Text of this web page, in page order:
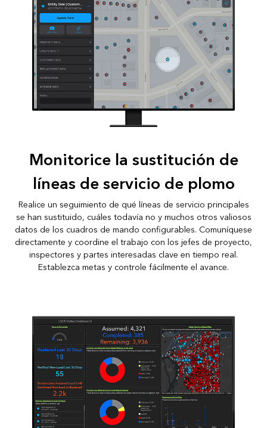
Monitorice la sustitución de
líneas de servicio de plomo
Realice un seguimiento de qué líneas de servicio principales
se han sustituido, cuáles todavía no y muchos otros valiosos
datos de los cuadros de mando configurables. Comuníquese
directamente y coordine el trabajo con los jefes de proyecto,
inspectores y partes interesadas clave en tiempo real.
Establezca metas y controle fácilmente el avance.